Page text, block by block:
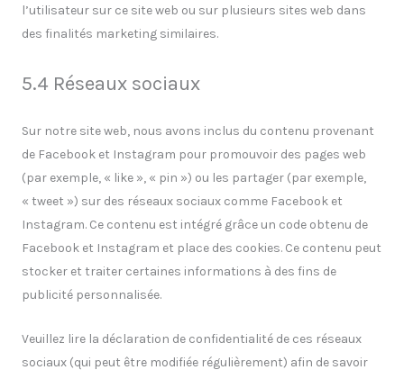
l’utilisateur sur ce site web ou sur plusieurs sites web dans
des finalités marketing similaires.
5.4 Réseaux sociaux
Sur notre site web, nous avons inclus du contenu provenant
de Facebook et Instagram pour promouvoir des pages web
(par exemple, « like », « pin ») ou les partager (par exemple,
« tweet ») sur des réseaux sociaux comme Facebook et
Instagram. Ce contenu est intégré grâce un code obtenu de
Facebook et Instagram et place des cookies. Ce contenu peut
stocker et traiter certaines informations à des fins de
publicité personnalisée.
Veuillez lire la déclaration de confidentialité de ces réseaux
sociaux (qui peut être modifiée régulièrement) afin de savoir